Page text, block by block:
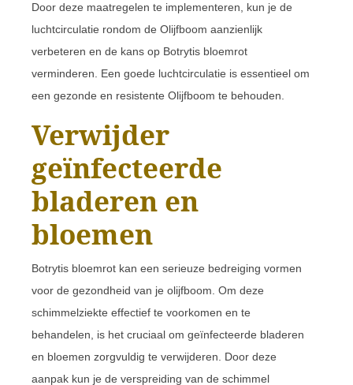
Door deze maatregelen te implementeren, kun je de
luchtcirculatie rondom de Olijfboom aanzienlijk
verbeteren en de kans op Botrytis bloemrot
verminderen. Een goede luchtcirculatie is essentieel om
een gezonde en resistente Olijfboom te behouden.
Verwijder
geïnfecteerde
bladeren en
bloemen
Botrytis bloemrot kan een serieuze bedreiging vormen
voor de gezondheid van je olijfboom. Om deze
schimmelziekte effectief te voorkomen en te
behandelen, is het cruciaal om geïnfecteerde bladeren
en bloemen zorgvuldig te verwijderen. Door deze
aanpak kun je de verspreiding van de schimmel